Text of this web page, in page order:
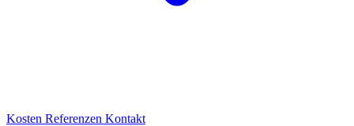
Kosten Referenzen Kontakt